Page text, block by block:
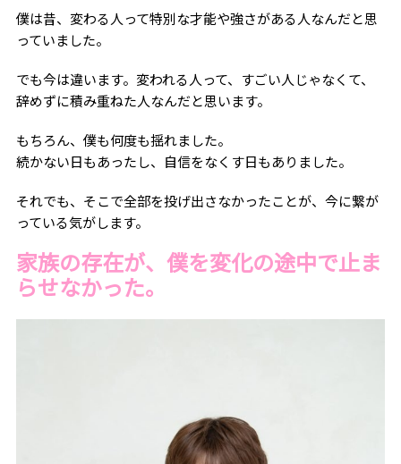
僕は昔、変わる人って特別な才能や強さがある人なんだと思
っていました。
でも今は違います。変われる人って、すごい人じゃなくて、
辞めずに積み重ねた人なんだと思います。
もちろん、僕も何度も揺れました。
続かない日もあったし、自信をなくす日もありました。
それでも、そこで全部を投げ出さなかったことが、今に繋が
っている気がします。
家族の存在が、僕を変化の途中で止ま
らせなかった。